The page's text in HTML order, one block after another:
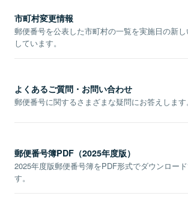
市町村変更情報
郵便番号を公表した市町村の一覧を実施日の新
しています。
よくあるご質問・お問い合わせ
郵便番号に関するさまざまな疑問にお答えします。
郵便番号簿PDF（2025年度版）
2025年度版郵便番号簿をPDF形式でダウンロー
す。